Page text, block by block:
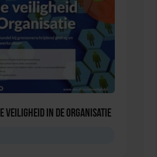
Veiligheid in de Organisatie